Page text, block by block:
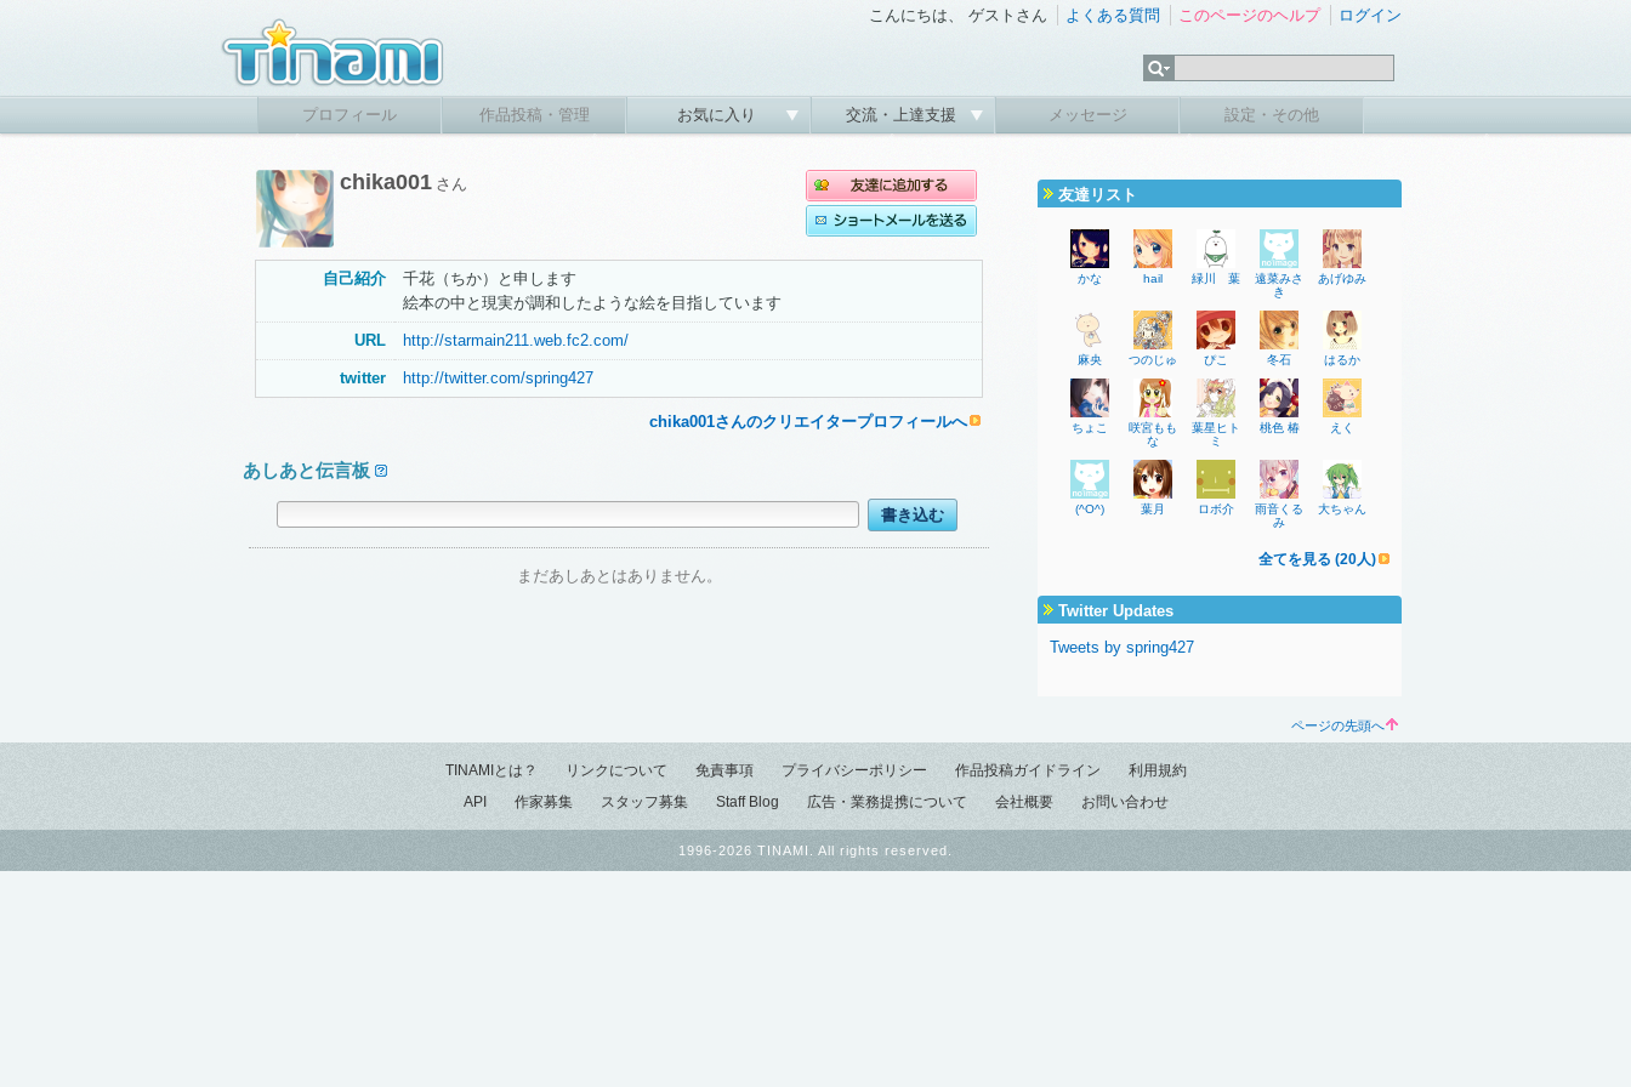
こんにちは、 ゲストさん よくある質問 このページのヘルプ ログイン
プロフィール 作品投稿・管理 お気に入り 交流・上達支援 メッセージ 設定・その他
chika001 さん
自己紹介
千花（ちか）と申します
絵本の中と現実が調和したような絵を目指しています
URL http://starmain211.web.fc2.com/
twitter http://twitter.com/spring427
chika001さんのクリエイタープロフィールへ
あしあと伝言板
まだあしあとはありません。
友達リスト
かな hail 緑川 葉
遠菜みさ
き
あげゆみ
麻央 つのじゅ ぴこ 冬石 はるか
ちょこ
咲宮もも
な
葉星ヒト
ミ
桃色 椿 えく
(^O^) 葉月 ロボ介
雨音くる
み
大ちゃん
全てを見る (20人)
Twitter Updates
Tweets by spring427
ページの先頭へ
TINAMIとは？ リンクについて 免責事項 プライバシーポリシー 作品投稿ガイドライン
利用規約
API
作家募集 スタッフ募集 Staff Blog 広告・業務提携について 会社概要 お問い合わせ
1996-2026 TINAMI. All rights reserved.